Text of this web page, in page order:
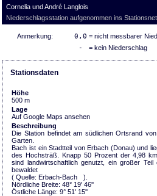
Cornelia und André Langlois
Niederschlagsstation aufgenommen ins
Anmerkung: 0,0 = nicht messbarer
- = kein Niederschlag
Stationsdaten
Höhe
500 m
Lage
Auf Google Maps ansehen
Beschreibung
Die Station befindet am südlichen Ortsrand
Garten.
Bach ist ein Stadtteil von Erbach (Donau) und
des Hochsträß. Knapp 50 Prozent der 4,98
sind landwirtschaftlich genutzt, ein großer
bewaldet
( Quelle:Erbach-Bach
).
Nördliche Breite: 48° 19' 46''
Östliche Länge: 9° 51' 15''